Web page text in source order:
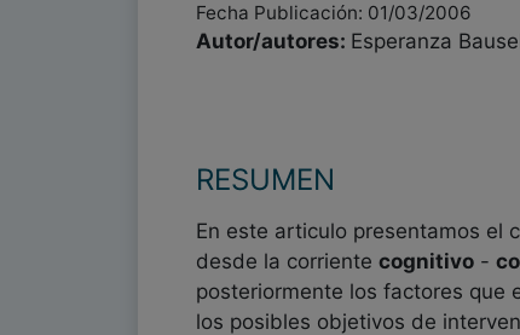
Fecha Publicación: 01/03/2006
Autor/autores: Esperanza
RESUMEN
En este articulo presentamos el
desde la corriente cognitivo -
posteriormente los factores que
los posibles objetivos de